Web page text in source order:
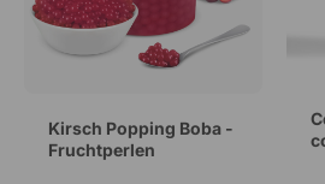
Kirsch Popping Boba -
Fruchtperlen